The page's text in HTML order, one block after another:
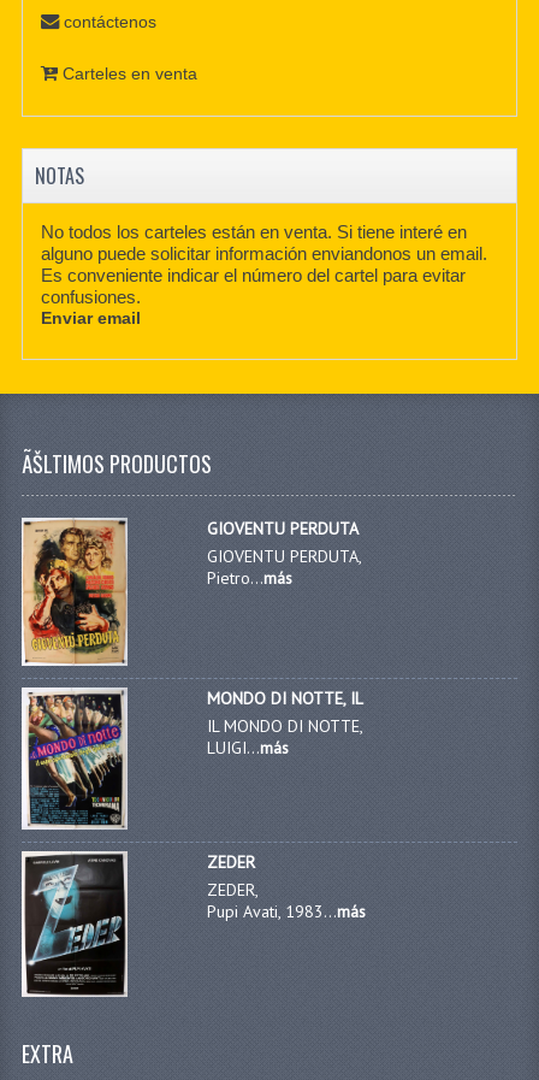
contáctenos
Carteles en venta
NOTAS
No todos los carteles están en venta. Si tiene interé en
alguno puede solicitar información enviandonos un email.
Es conveniente indicar el número del cartel para evitar
confusiones.
Enviar email
ÃŠLTIMOS PRODUCTOS
GIOVENTU PERDUTA
GIOVENTU PERDUTA,
Pietro...más
MONDO DI NOTTE, IL
IL MONDO DI NOTTE,
LUIGI...más
ZEDER
ZEDER,
Pupi Avati, 1983...más
EXTRA